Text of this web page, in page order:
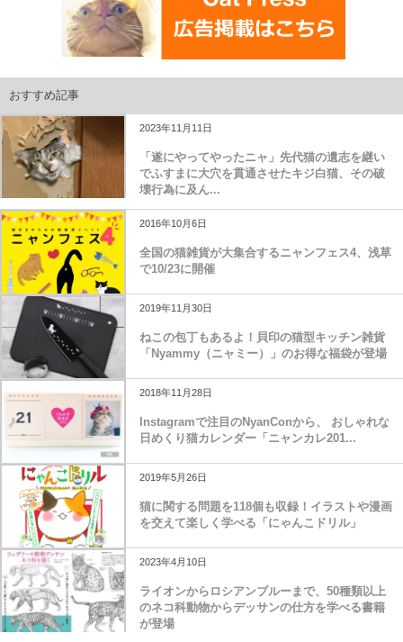
おすすめ記事
2023年11月11日
「遂にやってやったニャ」先代猫の遺志を継い
でふすまに大穴を貫通させたキジ白猫、その破
壊行為に及ん...
2016年10月6日
全国の猫雑貨が大集合するニャンフェス4、浅草
で10/23に開催
2019年11月30日
ねこの包丁もあるよ！貝印の猫型キッチン雑貨
「Nyammy（ニャミー）」のお得な福袋が登場
2018年11月28日
Instagramで注目のNyanConから、 おしゃれな
日めくり猫カレンダー「ニャンカレ201...
2019年5月26日
猫に関する問題を118個も収録！イラストや漫画
を交えて楽しく学べる「にゃんこドリル」
2023年4月10日
ライオンからロシアンブルーまで、50種類以上
のネコ科動物からデッサンの仕方を学べる書籍
が登場